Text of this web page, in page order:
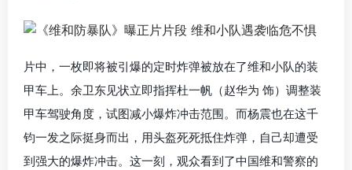
片中，一枚即将被引爆的定时炸弹被放在了维和小队的装
甲车上。余卫东见状立即指挥杜一帆（赵华为 饰）调整装
甲车驾驶角度，试图减小爆炸冲击范围。而杨震也在这千
钧一发之际挺身而出，用头盔死死抵住炸弹，自己却遭受
到强大的爆炸冲击。这一刻，观众看到了中国维和警察的